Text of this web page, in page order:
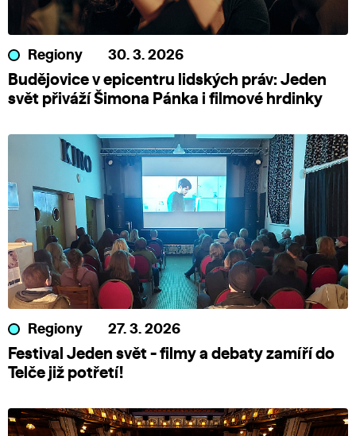
Regiony 30. 3. 2026
Budějovice v epicentru lidských práv: Jeden
svět přiváží Šimona Pánka i filmové hrdinky
Regiony 27. 3. 2026
Festival Jeden svět - filmy a debaty zamíří do
Telče již potřetí!